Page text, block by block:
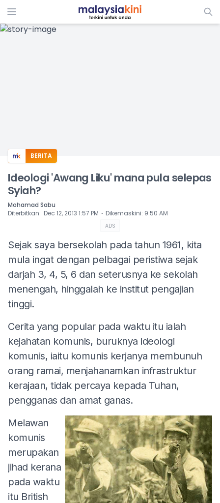
ADS
BERITA
Ideologi 'Awang Liku' mana pula selepas
Syiah?
Mohamad Sabu
Diterbitkan: Dec 12, 2013 1:57 PM ⋅ Dikemaskini: 9:50 AM
ADS
Sejak saya bersekolah pada tahun 1961, kita
mula ingat dengan pelbagai peristiwa sejak
darjah 3, 4, 5, 6 dan seterusnya ke sekolah
menengah, hinggalah ke institut pengajian
tinggi.
Cerita yang popular pada waktu itu ialah
kejahatan komunis, buruknya ideologi
komunis, iaitu komunis kerjanya membunuh
orang ramai, menjahanamkan infrastruktur
kerajaan, tidak percaya kepada Tuhan,
pengganas dan amat ganas.
Melawan
komunis
merupakan
jihad kerana
pada waktu
itu British